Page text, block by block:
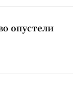
опустели